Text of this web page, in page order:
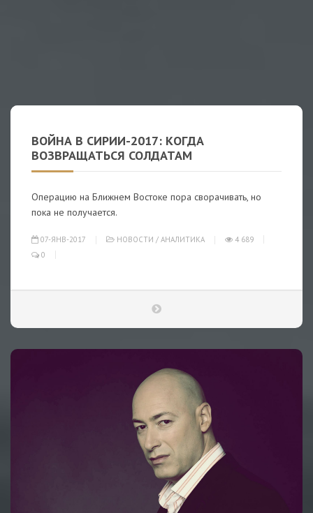
ВОЙНА В СИРИИ-2017: КОГДА
ВОЗВРАЩАТЬСЯ СОЛДАТАМ
Операцию на Ближнем Востоке пора сворачивать, но
пока не получается.
07-ЯНВ-2017 НОВОСТИ / АНАЛИТИКА
4 689
0